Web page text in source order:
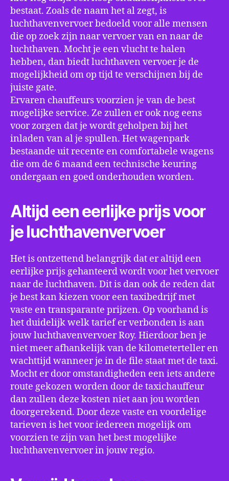
bestaat. Zoals de naam het al zegt, is
luchthavenvervoer bedoeld voor alle mensen
die op zoek zijn naar vervoer van en naar de
luchthaven. Mocht je een vlucht te halen
hebben, dan biedt luchthaven vervoer je de
mogelijkheid om op tijd te verschijnen bij de
juiste gate.
Ervaren chauffeurs voorzien je van de best
mogelijke service. Ze zullen er ook nog eens
voor zorgen dat je wordt geholpen bij het
inladen van al je spullen. Het wagenpark
bestaande uit recente en comfortabele wagens
die om de 6 maand een technische keuring
ondergaan en goed onderhouden worden.
Altijd een eerlijke prijs voor
je luchthavenvervoer
Het is ontzettend belangrijk dat er altijd een
eerlijke prijs gehanteerd wordt voor het vervoer
naar de luchthaven. Dit is dan ook de reden dat
je best kan kiezen voor een taxibedrijf met
vaste en transparante prijzen. Op voorhand is
het duidelijk welk tarief er verbonden is aan
jouw luchthavenvervoer Roy. Hierdoor ben je
niet meer afhankelijk van de kilometerteller en
wachttijd wanneer je in de file staat met de taxi.
Mocht er door omstandigheden een iets andere
route gekozen worden door de taxichauffeur
dan zullen deze kosten niet aan jou worden
doorgerekend. Door deze vaste en voordelige
tarieven is het voor iedereen mogelijk om
voorzien te zijn van het best mogelijke
luchthavenvervoer in jouw regio.